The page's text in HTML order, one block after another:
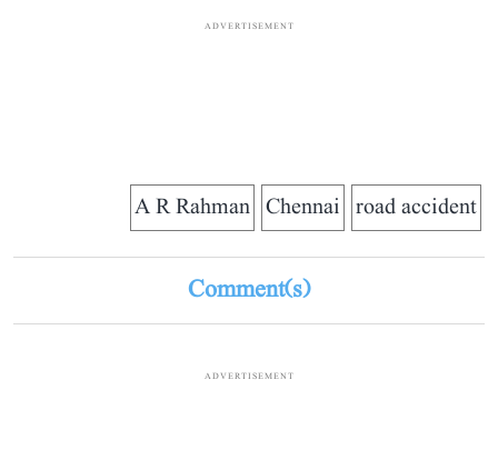
ADVERTISEMENT
road accident
Chennai
A R Rahman
Comment(s)
ADVERTISEMENT